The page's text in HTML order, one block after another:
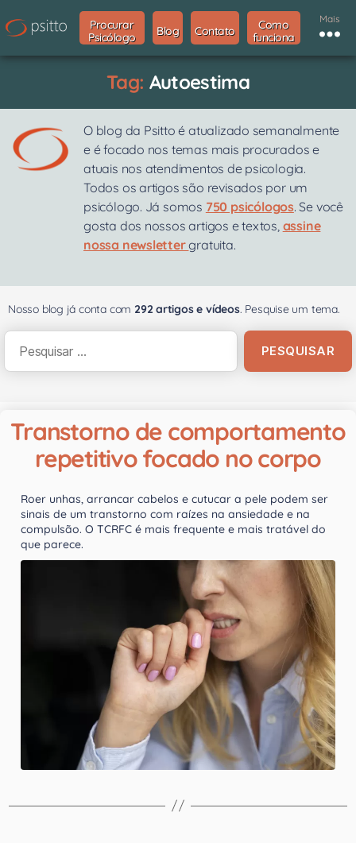
Procurar
Psicólogo
Blog Contato
Como
funciona
Mais
Tag: Autoestima
O blog da Psitto é atualizado semanalmente
e é focado nos temas mais procurados e
atuais nos atendimentos de psicologia.
Todos os artigos são revisados por um
psicólogo. Já somos 750 psicólogos. Se você
gosta dos nossos artigos e textos, assine
nossa newslettergratuita.
Nosso blog já conta com 292 artigos e vídeos. Pesquise um tema.
Transtorno de comportamento
repetitivo focado no corpo
Roer unhas, arrancar cabelos e cutucar a pele podem ser
sinais de um transtorno com raízes na ansiedade e na
compulsão. O TCRFC é mais frequente e mais tratável do
que parece.